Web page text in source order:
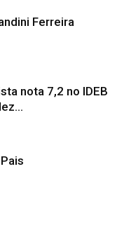
Ferreira
nota 7,2 no IDEB